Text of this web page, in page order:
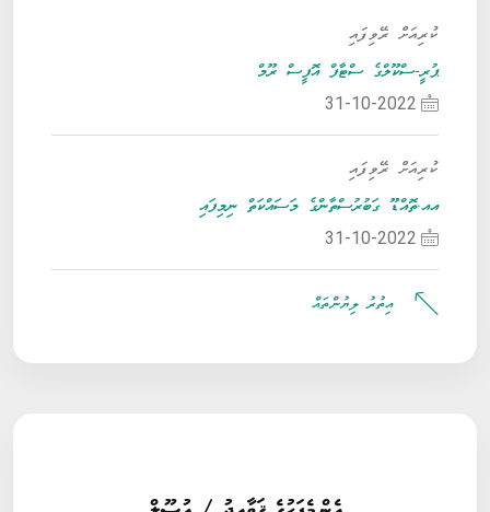
ކުރިއަށް ރޭވިފައި
ޕުރީ-ސްކޫލްގެ ސްޓާފް އޮފީސް ރޫމް
ކުރިއަށް ރޭވިފައި
އއ.ތޮއްޑޫ ގަބުރުސްތާންގެ މަސައްކަތް ނިމިފައި
އިތުރު ލިޔުންތައް